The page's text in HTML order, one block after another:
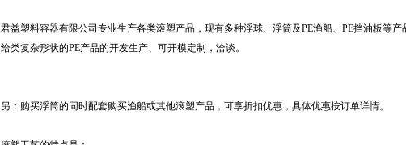
君益塑料容器有限公司专业生产各类滚塑产品，现有多种浮球、浮筒及PE渔船、PE挡油板等
给类复杂形状的PE产品的开发生产、可开模定制，洽谈。
另：购买浮筒的同时配套购买渔船或其他滚塑产品，可享折扣优惠，具体优惠按订单详情。